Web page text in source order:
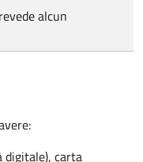
alcun
digitale), carta